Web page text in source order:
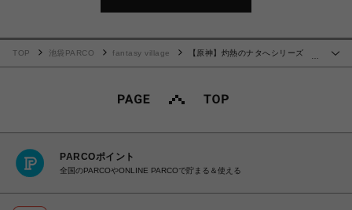
TOP 池袋PARCO fantasy village
【原神】灼熱のナタへシリーズ ち
PARCOポイント
全国のPARCOやONLINE PARCOで貯まる＆使える